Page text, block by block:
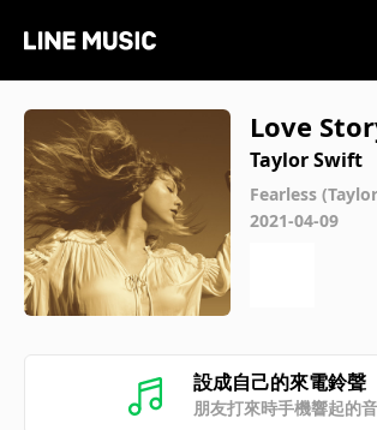
Love
Version)
Taylor Swift
Fearless
2021-04-09
設成自己的來電鈴聲
朋友打來時手機響起的